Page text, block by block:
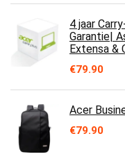
4 jaar
Garantie|
Extensa &
€79.90
Acer
€79.90